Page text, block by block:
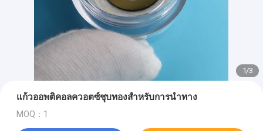
2/3
แก้วออพติคอลควอตซ์ชุบทองสำหรับการนำทาง
MOQ：1